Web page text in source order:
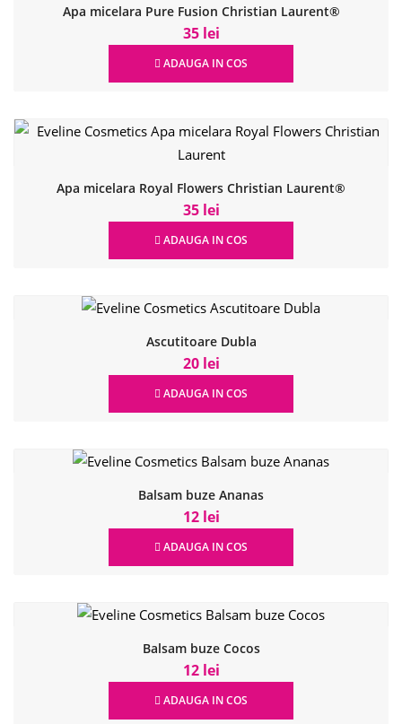
Apa micelara Pure Fusion Christian Laurent®
35 lei
ADAUGA IN COS
Apa micelara Royal Flowers Christian Laurent®
35 lei
ADAUGA IN COS
Ascutitoare Dubla
20 lei
ADAUGA IN COS
Balsam buze Ananas
12 lei
ADAUGA IN COS
Balsam buze Cocos
12 lei
ADAUGA IN COS